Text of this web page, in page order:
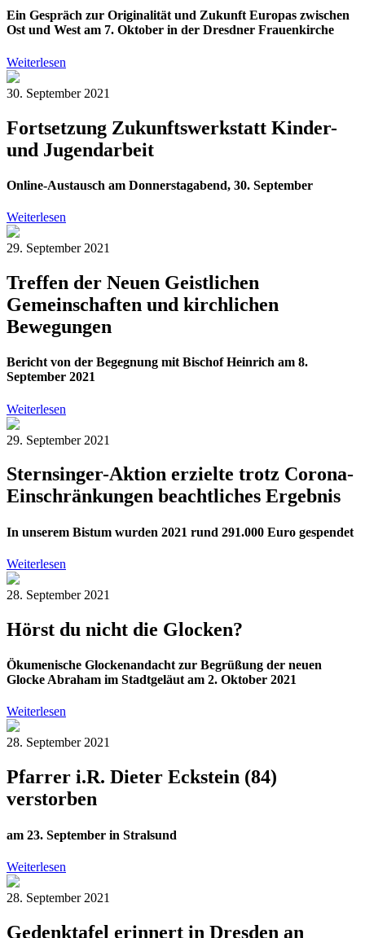
Ein Gespräch zur Originalität und Zukunft Europas zwischen
Ost und West am 7. Oktober in der Dresdner Frauenkirche
Weiterlesen
30. September 2021
Fortsetzung Zukunftswerkstatt Kinder-
und Jugendarbeit
Online-Austausch am Donnerstagabend, 30. September
Weiterlesen
29. September 2021
Treffen der Neuen Geistlichen
Gemeinschaften und kirchlichen
Bewegungen
Bericht von der Begegnung mit Bischof Heinrich am 8.
September 2021
Weiterlesen
29. September 2021
Sternsinger-Aktion erzielte trotz Corona-
Einschränkungen beachtliches Ergebnis
In unserem Bistum wurden 2021 rund 291.000 Euro gespendet
Weiterlesen
28. September 2021
Hörst du nicht die Glocken?
Ökumenische Glockenandacht zur Begrüßung der neuen
Glocke Abraham im Stadtgeläut am 2. Oktober 2021
Weiterlesen
28. September 2021
Pfarrer i.R. Dieter Eckstein (84)
verstorben
am 23. September in Stralsund
Weiterlesen
28. September 2021
Gedenktafel erinnert in Dresden an